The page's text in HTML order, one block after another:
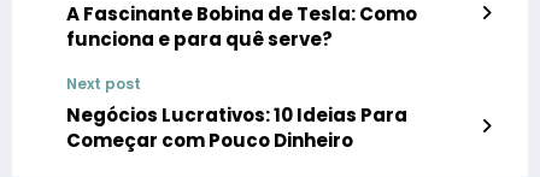
A Fascinante Bobina de Tesla: Como
funciona e para quê serve?
Next post
Negócios Lucrativos: 10 Ideias Para
Começar com Pouco Dinheiro